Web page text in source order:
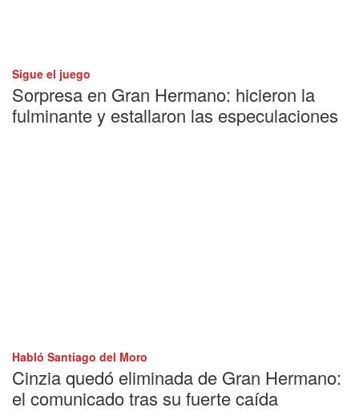
Sigue el juego
Sorpresa en Gran Hermano: hicieron la
fulminante y estallaron las especulaciones
Habló Santiago del Moro
Cinzia quedó eliminada de Gran Hermano:
el comunicado tras su fuerte caída